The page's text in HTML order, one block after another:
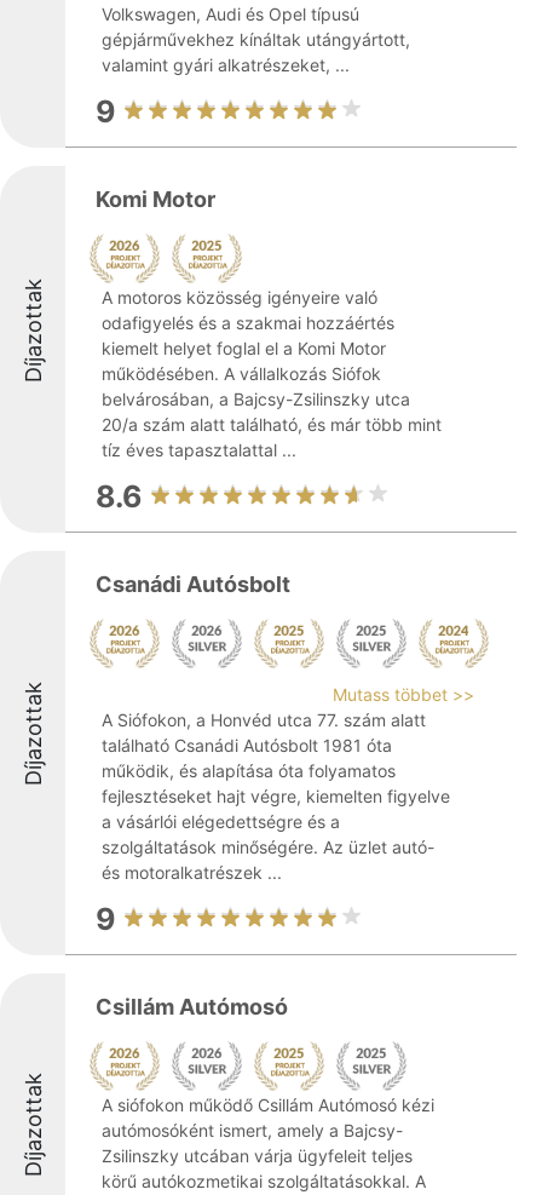
Volkswagen, Audi és Opel típusú
gépjárművekhez kínáltak utángyártott,
valamint gyári alkatrészeket, ...
9
Díjazottak
Komi Motor
A motoros közösség igényeire való
odafigyelés és a szakmai hozzáértés
kiemelt helyet foglal el a Komi Motor
működésében. A vállalkozás Siófok
belvárosában, a Bajcsy-Zsilinszky utca
20/a szám alatt található, és már több mint
tíz éves tapasztalattal ...
8.6
Díjazottak
Csanádi Autósbolt
Mutass többet >>
A Siófokon, a Honvéd utca 77. szám alatt
található Csanádi Autósbolt 1981 óta
működik, és alapítása óta folyamatos
fejlesztéseket hajt végre, kiemelten figyelve
a vásárlói elégedettségre és a
szolgáltatások minőségére. Az üzlet autó-
és motoralkatrészek ...
9
Díjazottak
Csillám Autómosó
A siófokon működő Csillám Autómosó kézi
autómosóként ismert, amely a Bajcsy-
Zsilinszky utcában várja ügyfeleit teljes
körű autókozmetikai szolgáltatásokkal. A